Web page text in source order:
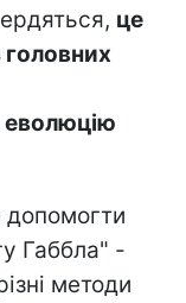
це
головних
еволюцію
допомогти
Габбла" -
методи